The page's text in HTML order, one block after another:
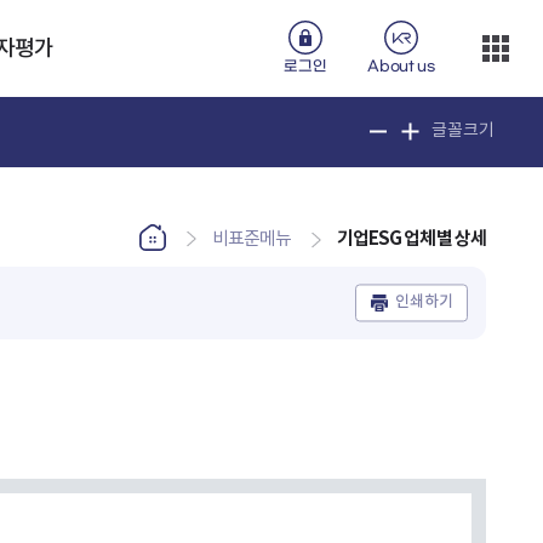
평가
로그인 About us
글꼴크기
비표준메뉴 기업ESG 업체별 상세
인쇄하기